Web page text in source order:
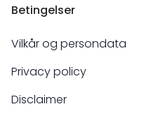
Betingelser
Vilkår og persondata
Privacy policy
Disclaimer